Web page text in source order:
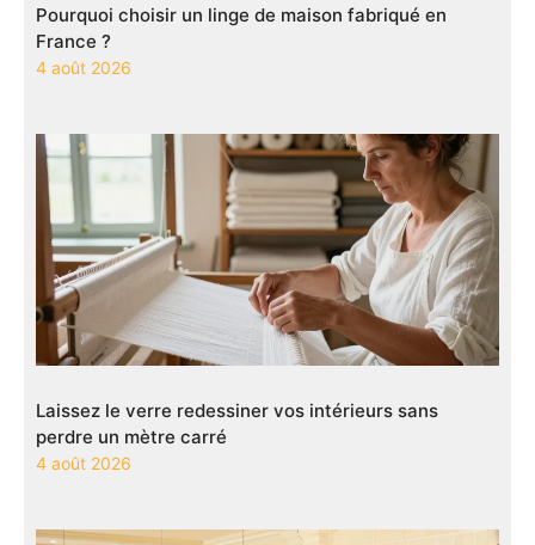
Pourquoi choisir un linge de maison fabriqué en
France ?
4 août 2026
Laissez le verre redessiner vos intérieurs sans
perdre un mètre carré
4 août 2026